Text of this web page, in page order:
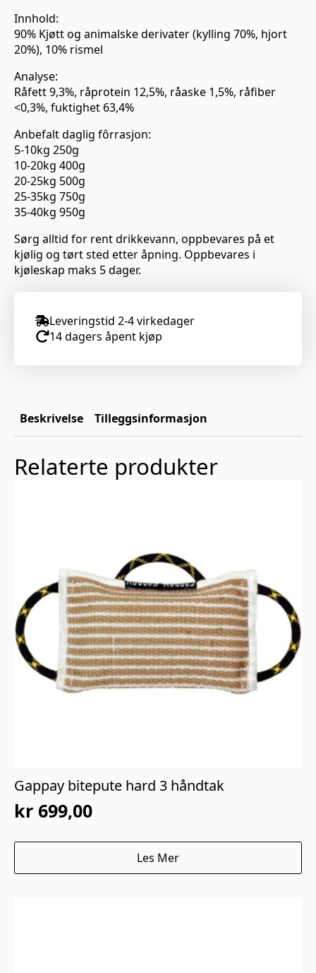
Innhold:
90% Kjøtt og animalske derivater (kylling 70%, hjort
20%), 10% rismel
Analyse:
Råfett 9,3%, råprotein 12,5%, råaske 1,5%, råfiber
<0,3%, fuktighet 63,4%
Anbefalt daglig fôrrasjon:
5-10kg 250g
10-20kg 400g
20-25kg 500g
25-35kg 750g
35-40kg 950g
Sørg alltid for rent drikkevann, oppbevares på et
kjølig og tørt sted etter åpning. Oppbevares i
kjøleskap maks 5 dager.
Leveringstid 2-4 virkedager
14 dagers åpent kjøp
Beskrivelse Tilleggsinformasjon
Relaterte produkter
Gappay bitepute hard 3 håndtak
kr 699,00
Les Mer